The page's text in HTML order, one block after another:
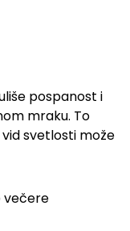
pospanost i
mraku. To
svetlosti može
večere